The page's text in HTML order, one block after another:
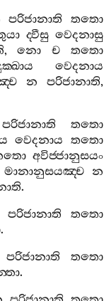
පරිජානාති
තතො
ද‍්වීසු වෙදනාසු
,නො ච
තතො
වෙදනාය
න පරිජානාති,
පරිජානාති
තතො
වෙදනාය
තතො
අවිජ‍්ජානුසයං
මානානුසයඤ‍්ච න
.
පරිජානාති
තතො
.
පරිජානාති
තතො
.